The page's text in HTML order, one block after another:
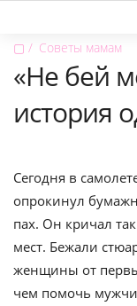
▢ Советы мамам
«Не бей
история
Сегодня в
опрокинул
пах. Он кричал
мест. Бежали
женщины от
чем помочь